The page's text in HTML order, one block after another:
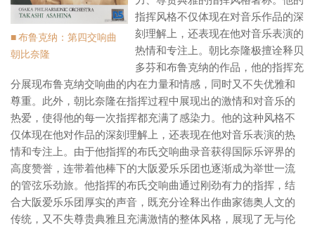
■ 布鲁克纳：第四交响曲
朝比奈隆
指挥风格不仅体现在对音乐作品的深
刻理解上，还表现在他对音乐表演的
热情和专注上。朝比奈隆极擅诠释贝
多芬和布鲁克纳的作品，他的指挥充
分展现布鲁克纳交响曲的内在力量和情感，同时又不失优雅和
尊重。此外，朝比奈隆在指挥过程中展现出的激情和对音乐的
热爱，使得他的每一次指挥都充满了感染力。他的这种风格不
仅体现在他对作品的深刻理解上，还表现在他对音乐表演的热
情和专注上。由于他指挥的布氏交响曲录音获得国际乐评界的
高度赞誉，连带着他棒下的大阪爱乐乐团也逐渐成为举世一流
的管弦乐劲旅。他指挥的布氏交响曲通过刚劲有力的指挥，结
合大阪爱乐乐团厚实的声音，既充分诠释出作曲家德奥人文的
传统，又不失尊贵典雅且充满激情的整体风格，展现了无与伦